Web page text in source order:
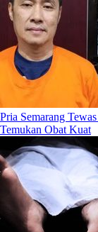
Pria Semarang
Temukan Obat Kuat